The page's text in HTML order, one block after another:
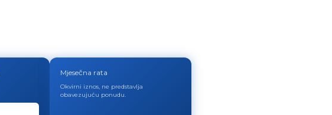
Mjesečna rata
Okvirni iznos, ne predstavlja
obavezujuću ponudu.